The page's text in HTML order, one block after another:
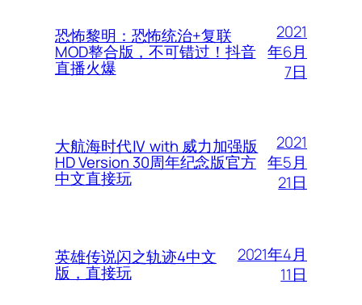
恐怖黎明：恐怖统治+复联
MOD整合版，不可错过！抖音
直播火爆
2021
年6月
7日
大航海时代Ⅳ with 威力加强版
HD Version 30周年纪念版官方
中文直接玩
2021
年5月
21日
英雄传说闪之轨迹4中文
版，直接玩
2021年4月
11日